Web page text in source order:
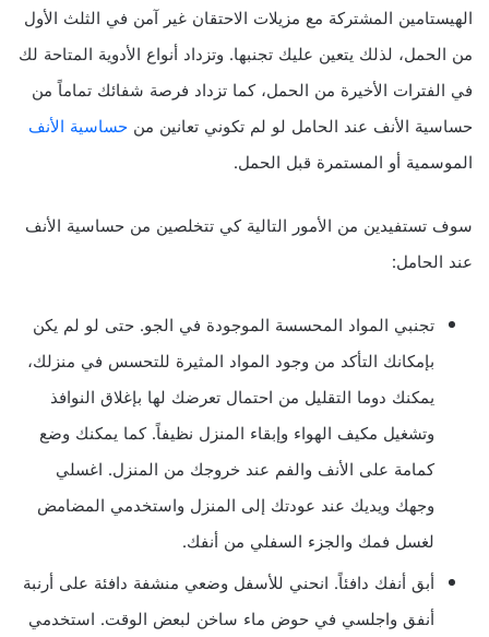
الهيستامين المشتركة مع مزيلات الاحتقان غير آمن في الثلث الأول
من الحمل، لذلك يتعين عليك تجنبها. وتزداد أنواع الأدوية المتاحة لك
في الفترات الأخيرة من الحمل، كما تزداد فرصة شفائك تماماً من
حساسية الأنف عند الحامل لو لم تكوني تعانين من حساسية الأنف
الموسمية أو المستمرة قبل الحمل.
سوف تستفيدين من الأمور التالية كي تتخلصين من حساسية الأنف
عند الحامل:
تجنبي المواد المحسسة الموجودة في الجو. حتى لو لم يكن
بإمكانك التأكد من وجود المواد المثيرة للتحسس في منزلك،
يمكنك دوما التقليل من احتمال تعرضك لها بإغلاق النوافذ
وتشغيل مكيف الهواء وإبقاء المنزل نظيفاً. كما يمكنك وضع
كمامة على الأنف والفم عند خروجك من المنزل. اغسلي
وجهك ويديك عند عودتك إلى المنزل واستخدمي المضامض
لغسل فمك والجزء السفلي من أنفك.
أبق أنفك دافئاً. انحني للأسفل وضعي منشفة دافئة على أرنبة
أنفق واجلسي في حوض ماء ساخن لبعض الوقت. استخدمي